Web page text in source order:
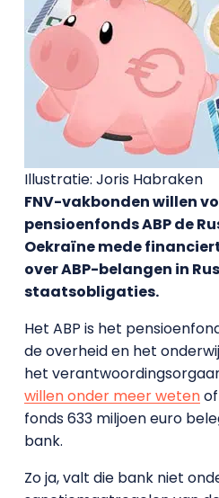
Illustratie: Joris Habraken
FNV-vakbonden willen
pensioenfonds ABP de
Oekraïne mede
over ABP-belangen in
staatsobligaties.
Het ABP is het
de overheid en het
het
willen onder meer wetenof
fonds 633 miljoen euro
bank.
Zo ja, valt die bank niet